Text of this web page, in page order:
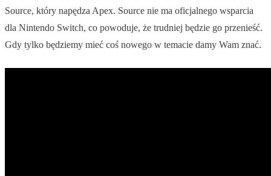
Source, który napędza Apex. Source nie ma oficjalnego wsparcia
dla Nintendo Switch, co powoduje, że trudniej będzie go przenieść.
Gdy tylko będziemy mieć coś nowego w temacie damy Wam znać.